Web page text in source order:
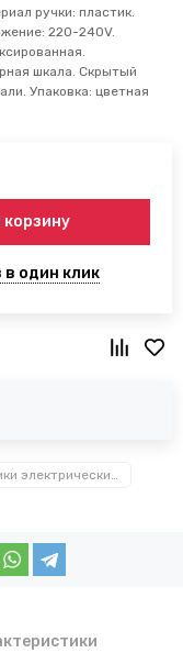
ручки: пластик.
220-240V.
шкала. Скрытый
Упаковка: цветная
корзину
в один клик
Чайники электрические Kamille™